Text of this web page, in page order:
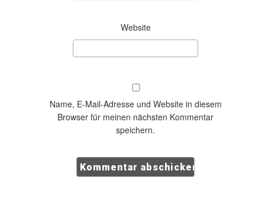
Website
Name, E-Mail-Adresse und Website in diesem
Browser für meinen nächsten Kommentar
speichern.